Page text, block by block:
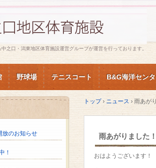
之口・潟東地区体育施設運営グループが運営を行っております。
野球場 テニスコート B&G海洋セン
トップ › ニュース › 雨あが
雨あがりました！
おはようございます！
放のお知らせ
！